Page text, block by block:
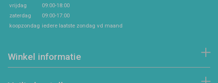
vrijdag
09:00-18:00
zaterdag
09:00-17:00
koopzondag iedere laatste zondag vd maand
Winkel informatie